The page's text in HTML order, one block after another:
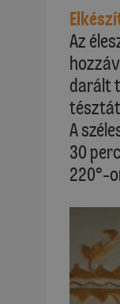
Az
darált
A
30
220°-